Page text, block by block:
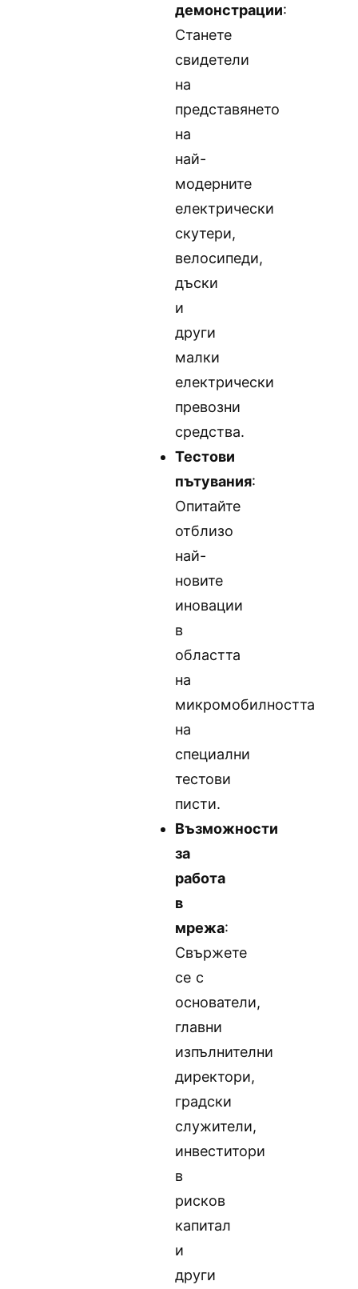
демонстрации:
Станете
свидетели
на
представянето
на
най-
модерните
електрически
скутери,
велосипеди,
дъски
и
други
малки
електрически
превозни
средства.
Тестови
пътувания:
Опитайте
отблизо
най-
новите
иновации
в
областта
на
микромобилността
на
специални
тестови
писти.
Възможности
за
работа
в
мрежа:
Свържете
се с
основатели,
главни
изпълнителни
директори,
градски
служители,
инвеститори
в
рисков
капитал
и
други